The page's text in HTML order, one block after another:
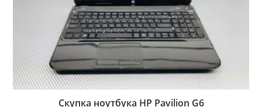
Cкупка ноутбука HP Pavilion G6